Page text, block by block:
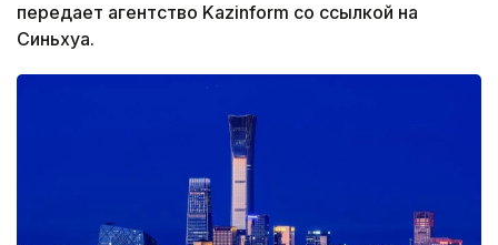
передает агентство Kazinform со ссылкой на
Синьхуа.